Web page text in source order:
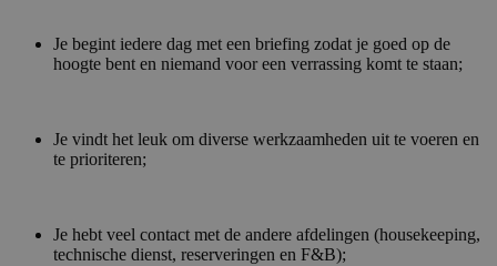
Je begint iedere dag met een briefing zodat je goed op de
hoogte bent en niemand voor een verrassing komt te staan;
Je vindt het leuk om diverse werkzaamheden uit te voeren en
te prioriteren;
Je hebt veel contact met de andere afdelingen (housekeeping,
technische dienst, reserveringen en F&B);